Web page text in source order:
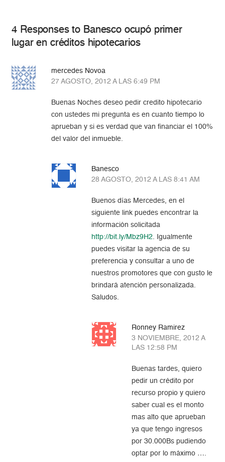
4 Responses to Banesco ocupó primer
lugar en créditos hipotecarios
mercedes Novoa
27 AGOSTO, 2012 A LAS 6:49 PM
Buenas Noches deseo pedir credito hipotecario
con ustedes mi pregunta es en cuanto tiempo lo
aprueban y si es verdad que van financiar el 100%
del valor del inmueble.
Banesco
28 AGOSTO, 2012 A LAS 8:41 AM
Buenos días Mercedes, en el
siguiente link puedes encontrar la
información solicitada
http://bit.ly/Mbz9H2. Igualmente
puedes visitar la agencia de su
preferencia y consultar a uno de
nuestros promotores que con gusto le
brindará atención personalizada.
Saludos.
Ronney Ramirez
3 NOVIEMBRE, 2012 A
LAS 12:58 PM
Buenas tardes, quiero
pedir un crédito por
recurso propio y quiero
saber cual es el monto
mas alto que aprueban
ya que tengo ingresos
por 30.000Bs pudiendo
optar por lo máximo ….